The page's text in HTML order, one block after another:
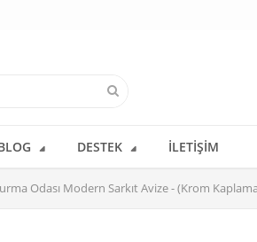
DESTEK İLETIŞIM
Odası Modern Sarkıt Avize - (Krom